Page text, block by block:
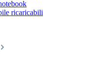
ricaricabili